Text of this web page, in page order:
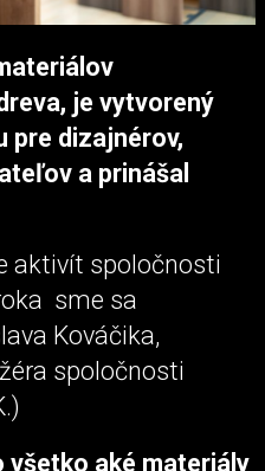
je vytvorený
pre dizajnérov,
a prinášal
aktivít spoločnosti
sme sa
Kováčika,
spoločnosti
všetko aké materiály